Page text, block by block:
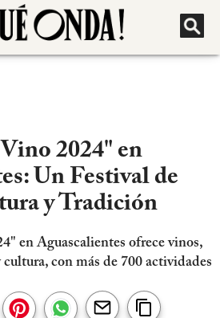
2024" en
Un Festival de
y Tradición
en Aguascalientes ofrece vinos,
con más de 700 actividades